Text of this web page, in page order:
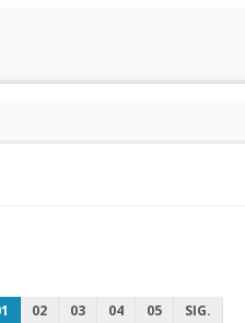
02 03 04 05 SIG.